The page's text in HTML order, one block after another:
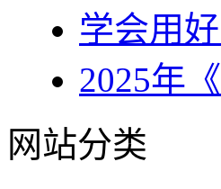
学会用
2025年
网站分类